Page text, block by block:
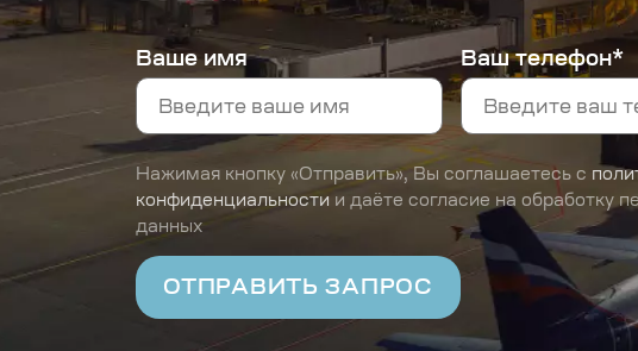
Ваше имя Ваш телефон*
Нажимая кнопку «Отправить», Вы соглашаетесь с
конфиденциальности и даёте согласие на обработку
данных